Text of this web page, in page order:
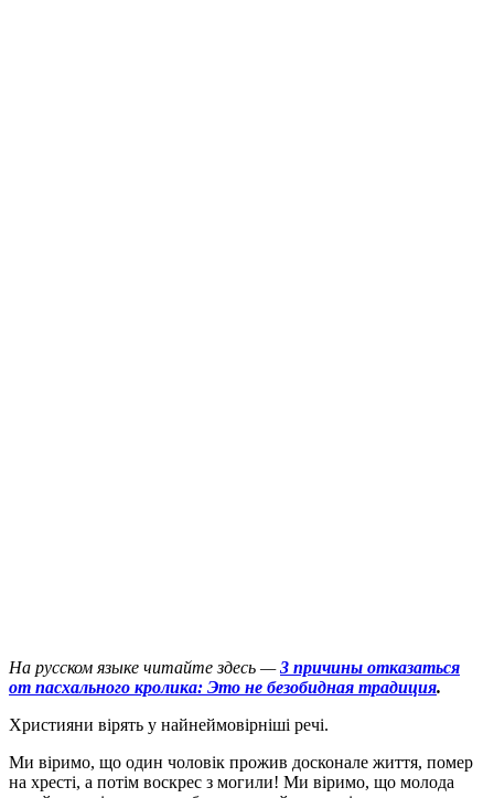
На русском языке читайте здесь —3 причины отказаться
от пасхального кролика: Это не безобидная традиция.
Християни вірять у найнеймовірніші речі.
Ми віримо, що один чоловік прожив досконале життя, помер
на хресті, а потім воскрес з могили! Ми віримо, що молода